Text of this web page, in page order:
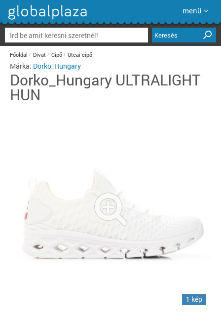
menü
Keresés
Főoldal Divat Cipő Utcai cipő
Márka: Dorko_Hungary
Dorko_Hungary ULTRALIGHT
HUN
1 kép